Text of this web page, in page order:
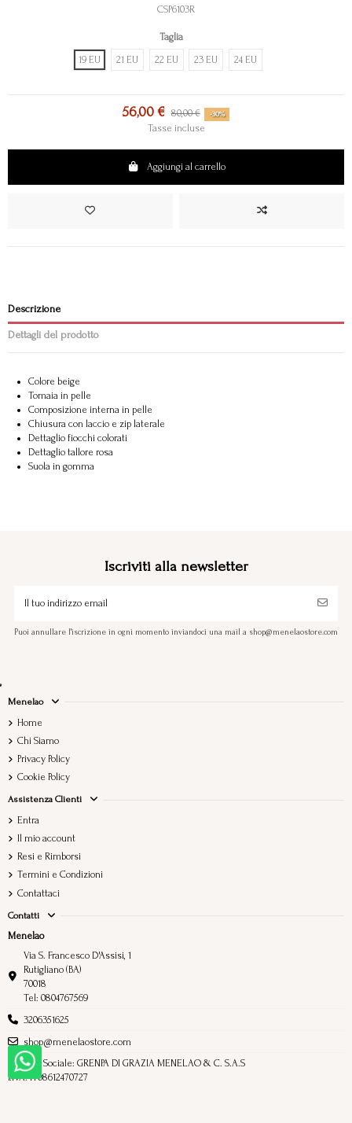
CSP6103R
Taglia
19 EU 21 EU 22 EU 23 EU 24 EU
56,00 € 80,00 € -30%
Tasse incluse
Aggiungi al carrello
Descrizione
Dettagli del prodotto
Colore beige
Tomaia in pelle
Composizione interna in pelle
Chiusura con laccio e zip laterale
Dettaglio fiocchi colorati
Dettaglio tallore rosa
Suola in gomma
Iscriviti alla newsletter
Puoi annullare l'iscrizione in ogni momento inviandoci una mail a shop@menelaostore.com
Menelao
Home
Chi Siamo
Privacy Policy
Cookie Policy
Assistenza Clienti
Entra
Il mio account
Resi e Rimborsi
Termini e Condizioni
Contattaci
Contatti
Menelao
Via S. Francesco D'Assisi, 1
Rutigliano (BA)
70018
Tel: 0804767569
3206351625
shop@menelaostore.com
Ragione Sociale: GRENPA DI GRAZIA MENELAO & C. S.A.S
P.IVA: IT08612470727